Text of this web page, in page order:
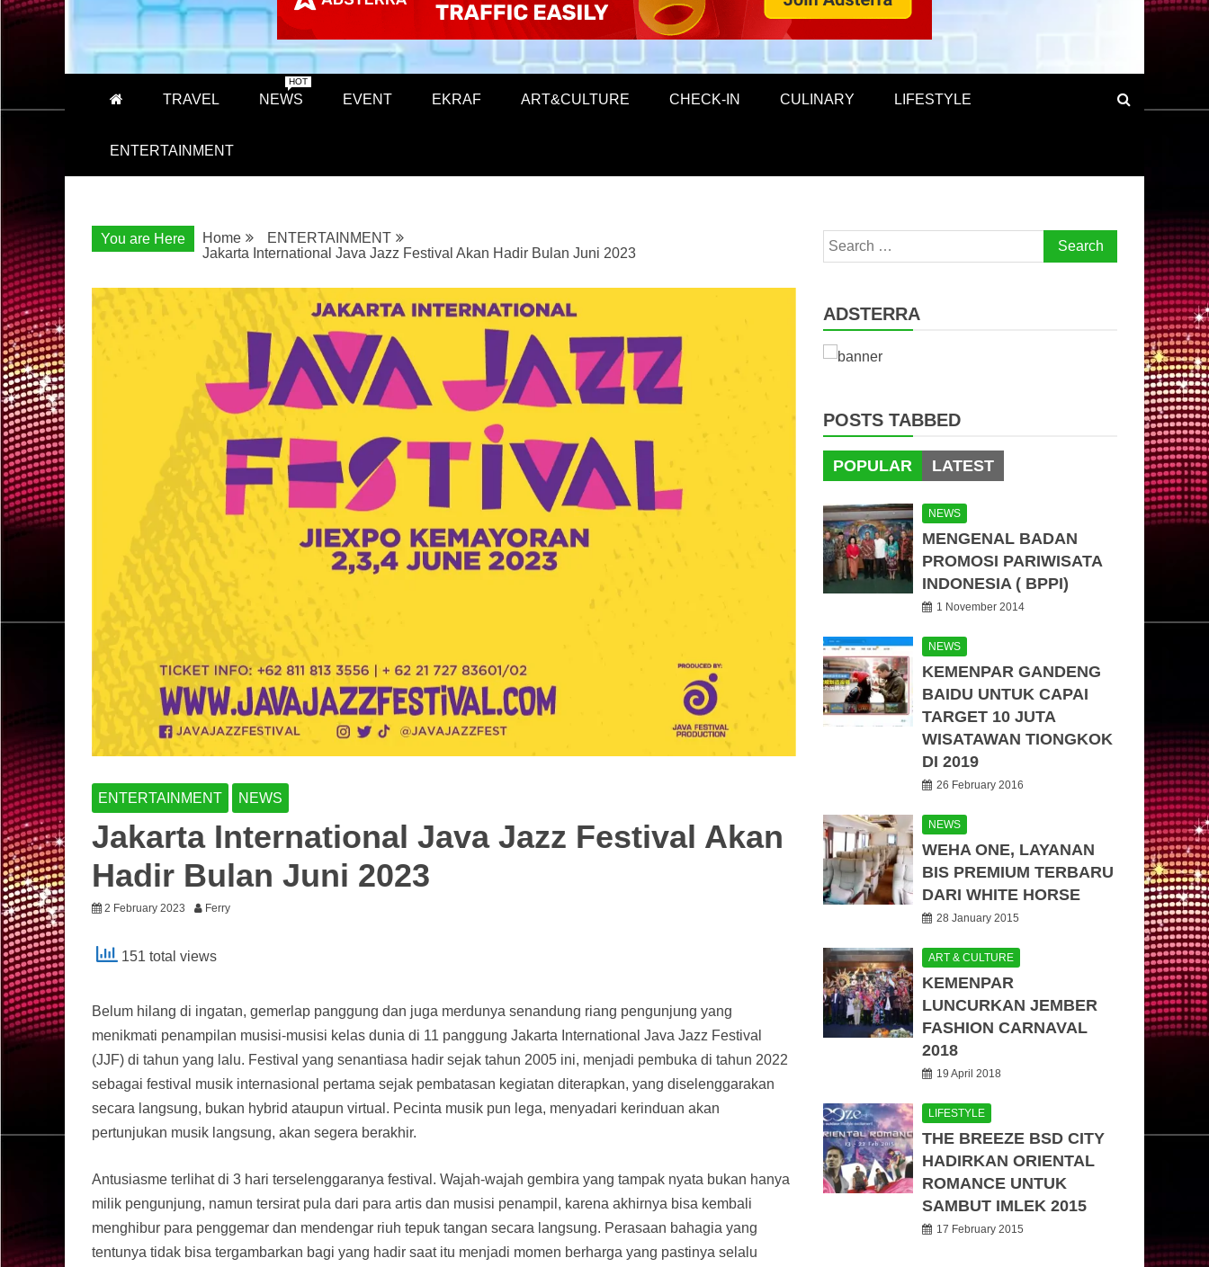
TRAVEL NEWS
HOT
EVENT EKRAF ART&CULTURE CHECK-IN CULINARY LIFESTYLE
ENTERTAINMENT
You are Here Home
ENTERTAINMENT
Jakarta International Java Jazz Festival Akan Hadir Bulan Juni 2023
ENTERTAINMENT NEWS
Jakarta International Java Jazz Festival Akan
Hadir Bulan Juni 2023
2 February 2023 Ferry
151 total views
Belum hilang di ingatan, gemerlap panggung dan juga merdunya senandung riang pengunjung yang
menikmati penampilan musisi-musisi kelas dunia di 11 panggung Jakarta International Java Jazz Festival
(JJF) di tahun yang lalu. Festival yang senantiasa hadir sejak tahun 2005 ini, menjadi pembuka di tahun 2022
sebagai festival musik internasional pertama sejak pembatasan kegiatan diterapkan, yang diselenggarakan
secara langsung, bukan hybrid ataupun virtual. Pecinta musik pun lega, menyadari kerinduan akan
pertunjukan musik langsung, akan segera berakhir.
Antusiasme terlihat di 3 hari terselenggaranya festival. Wajah-wajah gembira yang tampak nyata bukan hanya
milik pengunjung, namun tersirat pula dari para artis dan musisi penampil, karena akhirnya bisa kembali
menghibur para penggemar dan mendengar riuh tepuk tangan secara langsung. Perasaan bahagia yang
tentunya tidak bisa tergambarkan bagi yang hadir saat itu menjadi momen berharga yang pastinya selalu
Search
for:
ADSTERRA
POSTS TABBED
POPULAR LATEST
NEWS
MENGENAL BADAN
PROMOSI PARIWISATA
INDONESIA ( BPPI)
1 November 2014
NEWS
KEMENPAR GANDENG
BAIDU UNTUK CAPAI
TARGET 10 JUTA
WISATAWAN TIONGKOK
DI 2019
26 February 2016
NEWS
WEHA ONE, LAYANAN
BIS PREMIUM TERBARU
DARI WHITE HORSE
28 January 2015
ART & CULTURE
KEMENPAR
LUNCURKAN JEMBER
FASHION CARNAVAL
2018
19 April 2018
LIFESTYLE
THE BREEZE BSD CITY
HADIRKAN ORIENTAL
ROMANCE UNTUK
SAMBUT IMLEK 2015
17 February 2015